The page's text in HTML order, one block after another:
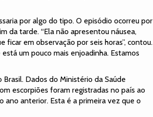
por algo do tipo. O episódio ocorreu por
da tarde. “Ela não apresentou náusea,
em observação por seis horas”, contou.
um pouco mais enjoadinha. Estamos
Dados do Ministério da Saúde
escorpiões foram registradas no país ao
anterior. Esta é a primeira vez que o